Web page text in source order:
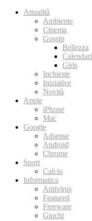
Attualità
Ambiente
Cinema
Gossip
Bellezza
Calendari
Girls
Inchieste
Iniziative
Novità
Apple
iPhone
Mac
Google
Adsense
Android
Chrome
Sport
Calcio
Informatica
Antivirus
Featured
Freeware
Giochi